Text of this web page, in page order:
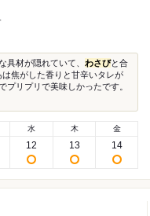
具材が隠れていて、 わさびと合
焦がした香りと甘辛いタレが
プリプリで美味しかったです。
水
12
木
13
金
14